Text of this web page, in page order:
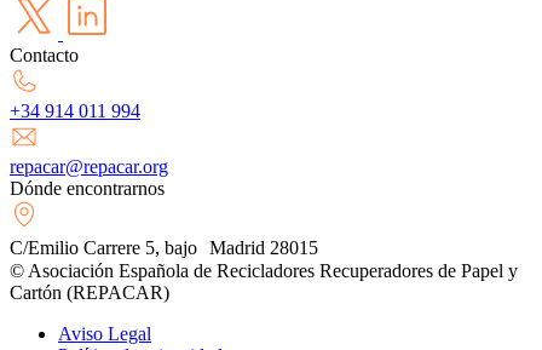
Contacto
+34 914 011 994
repacar@repacar.org
Dónde encontrarnos
C/Emilio Carrere 5, bajo Madrid 28015
© Asociación Española de Recicladores Recuperadores de Papel y
Cartón (REPACAR)
Aviso Legal